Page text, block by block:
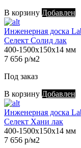
В корзину Добавлен
Инженерная доска
Селект Солид лак
400-1500х150х14 мм
7 656 р/м2
Под заказ
В корзину Добавлен
Инженерная доска
Селект Хани лак
400-1500х150х14 мм
7 656 р/м2